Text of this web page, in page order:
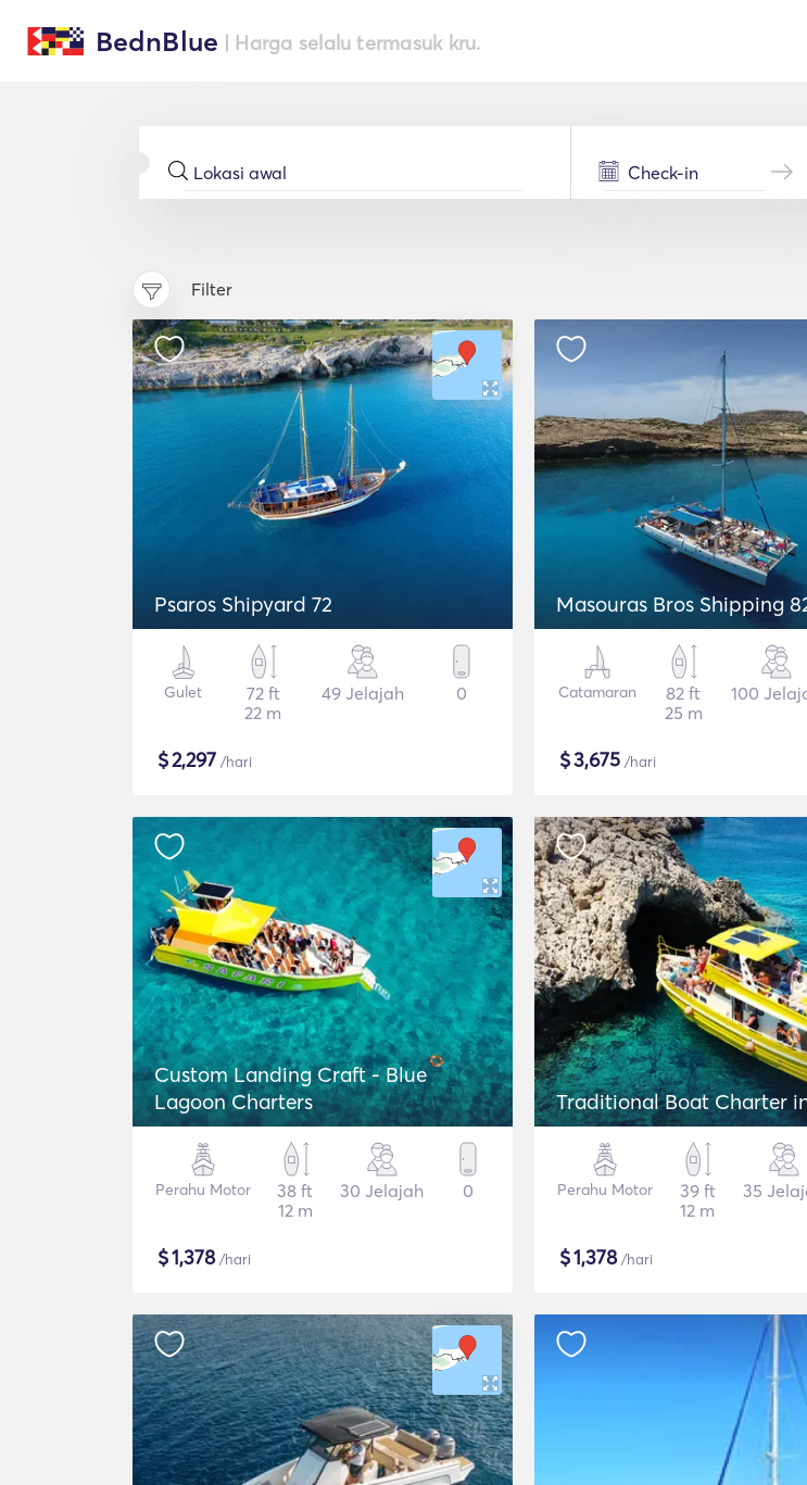
BednBlue | Harga selalu termasuk kru.
Filter
Psaros Shipyard 72
Gulet
72 ft
22 m
49 Jelajah 0
$2,297 /hari
Masouras Bros Shipping
Catamaran
82 ft
25 m
100
$3,675 /hari
Custom Landing Craft - Blue
Lagoon Charters
Perahu Motor
38 ft
12 m
30 Jelajah 0
$1,378/hari
Traditional Boat Charter
Perahu Motor
39 ft
12 m
35
$1,378/hari